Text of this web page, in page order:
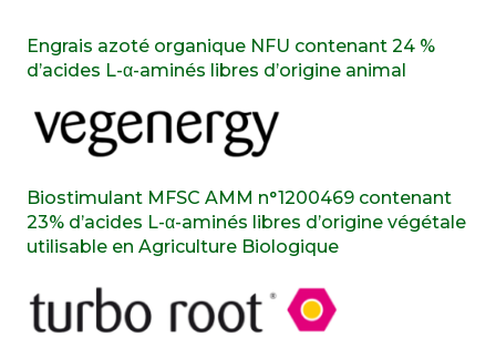
Engrais azoté organique NFU contenant 24 %
d’acides L-α-aminés libres d’origine animal
Biostimulant MFSC AMM n°1200469 contenant
23% d’acides L-α-aminés libres d’origine végétale
utilisable en Agriculture Biologique